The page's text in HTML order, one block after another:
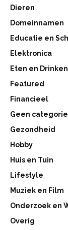
Dieren
Domeinnamen
Educatie en
Elektronica
Eten en Drinken
Featured
Financieel
Geen categorie
Gezondheid
Hobby
Huis en Tuin
Lifestyle
Muziek en Film
Onderzoek en
Overig